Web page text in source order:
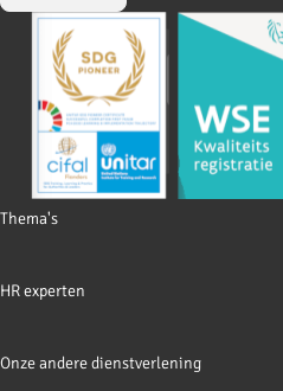
Footer
Thema's
HR experten
Onze andere dienstverlening